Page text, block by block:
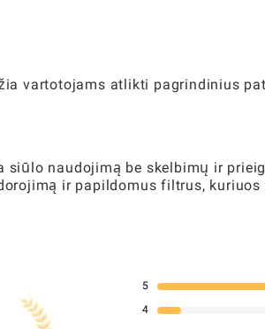
vartotojams atlikti pagrindinius
siūlo naudojimą be skelbimų ir
ir papildomus filtrus,
5
4